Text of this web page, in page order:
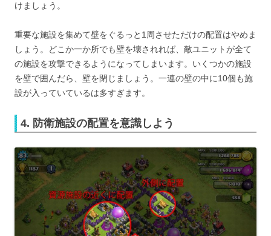
けましょう。
重要な施設を集めて壁をぐるっと1周させただけの配置はやめま
しょう。どこか一か所でも壁を壊されれば、敵ユニットが全て
の施設を攻撃できるようになってしまいます。いくつかの施設
を壁で囲んだら、壁を閉じましょう。一連の壁の中に10個も施
設が入っていているは多すぎます。
4. 防衛施設の配置を意識しよう